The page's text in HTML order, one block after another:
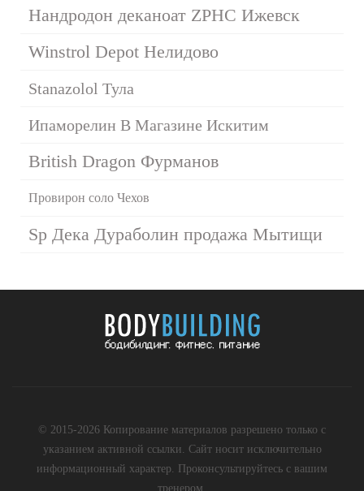
Нандродон деканоат ZPHC Ижевск
Winstrol Depot Нелидово
Stanazolol Тула
Ипаморелин В Магазине Искитим
British Dragon Фурманов
Провирон соло Чехов
Sp Дека Дураболин продажа Мытищи
© 2015-2026 Копирование материалов разрешено только с
указанием активной ссылки. Сайт носит исключительно
информационный характер. Проконсультируйтесь с вашим
тренером.